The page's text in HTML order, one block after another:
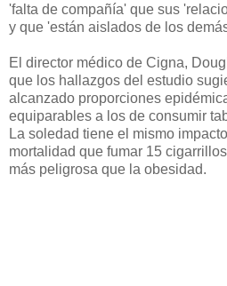
'falta de compañía' que sus
y que 'están aislados de los
El director médico de Cigna,
que los hallazgos del estudio
alcanzado proporciones
equiparables a los de consumir
La soledad tiene el mismo
mortalidad que fumar 15
más peligrosa que la obesidad.